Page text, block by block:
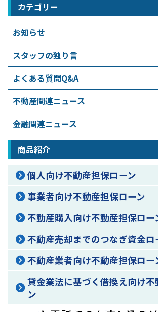
カテゴリー
お知らせ
スタッフの独り言
よくある質問Q&A
不動産関連ニュース
金融関連ニュース
商品紹介
個人向け不動産担保ローン
事業者向け不動産担保ローン
不動産購入向け不動産担保ロー
不動産売却までのつなぎ資金ロ
不動産業者向け不動産担保ロー
貸金業法に基づく借換え向け不
ン